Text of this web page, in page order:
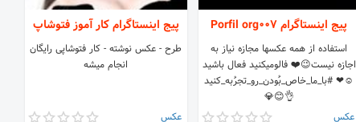
پیج اینستاگرام Porfil org007
استفاده از همه عكسها مجازه نياز به
اجازه نيست😉❤️ فالومیکنید فعال باشید
☺❤ #با_ما_خاص_بُودن_رو_تجرُبه_کنید
👌😊💎
عکس
پیج اینستاگرام کار آموز فتوشاپ
طرح - عکس نوشته - کار فتوشاپی رایگان
انجام میشه
عکس